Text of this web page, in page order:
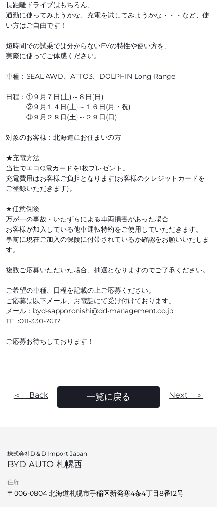
長距離ドライブはもちろん、
通勤に使ってみようかな、充電を試してみようかな・・・など、使
い方はご自由です！
短時間での試乗では分からないEVの特性や使い方を、
実際に使ってご体感ください。
車種：SEAL AWD、ATTO3、DOLPHIN Long Range
日程：①９月７日(土)～８日(日)
②９月１４日(土)～１６日(月・祝)
③９月２８日(土)～２９日(日)
対象のお客様：北海道にお住まいの方
★充電方法
当社でエコQ電カードを1枚プレゼント。
充電費用はお客様ご負担となります(お客様のクレジットカードを
ご登録いただきます)。
★任意保険
万が一の事故・いたずらによる車両損害があった場合、
お客様が加入している他車運転特約をご使用していただきます。
事前に現在ご加入の保険に付帯されているか確認をお願いいたしま
す。
複数ご応募いただいた場合、抽選となりますのでご了承ください。
ご希望の車種、日程を記載の上ご応募ください。
ご応募は以下メール、お電話にて受け付けております。
メール：byd-sapporonishi@dd-management.co.jp
TEL:011-330-7617
ご応募お待ちしております！
＜ Back 一覧に戻る Next ＞
株式会社D＆D Import Japan
BYD AUTO 札幌西
住所
〒006-0804 北海道札幌市手稲区新発寒4条4丁目8番12号